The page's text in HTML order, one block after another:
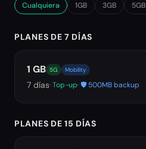
Cualquiera 1GB 3GB 5GB
PLANES DE 7 DÍAS
1 GB 5G Mobility
7 días· Top-up· 🛡️ 500MB backup
PLANES DE 15 DÍAS